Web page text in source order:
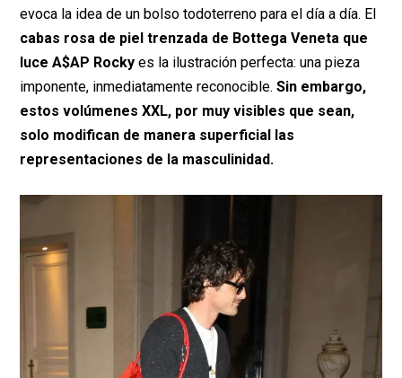
evoca la idea de un bolso todoterreno para el día a día. El
cabas rosa de piel trenzada de Bottega Veneta que
luce A$AP Rocky es la ilustración perfecta: una pieza
imponente, inmediatamente reconocible.Sin embargo,
estos volúmenes XXL, por muy visibles que sean,
solo modifican de manera superficial las
representaciones de la masculinidad.